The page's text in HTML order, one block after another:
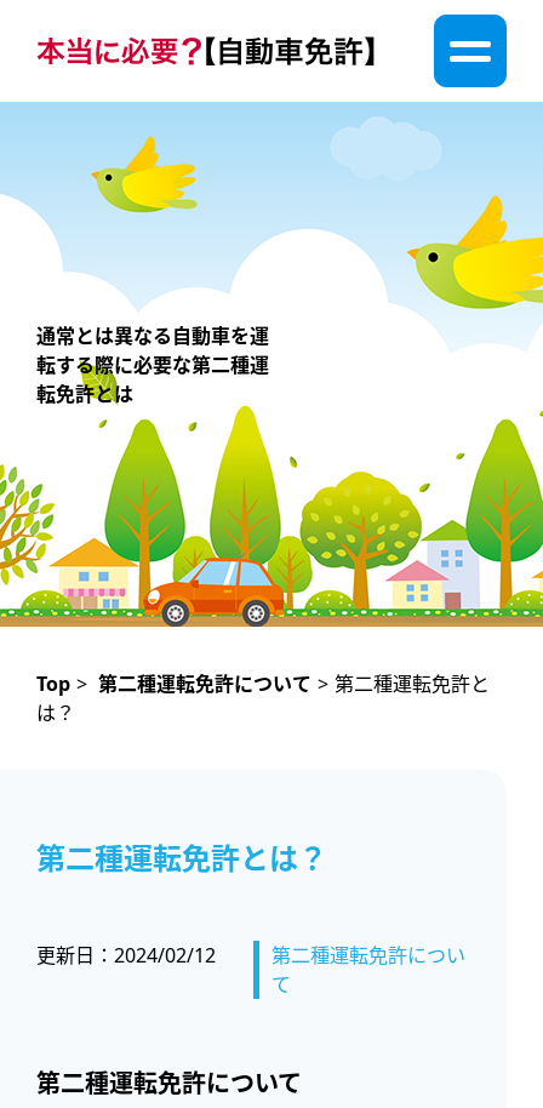
通常とは異なる自動車を運
転する際に必要な第二種運
転免許とは
Top > 第二種運転免許について > 第二種運転免許と
は？
第二種運転免許とは？
更新日： 2024/02/12
第二種運転免許につい
て
第二種運転免許について